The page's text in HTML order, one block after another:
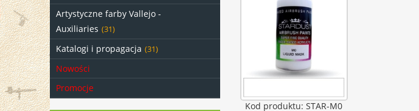
Artystyczne farby Vallejo -
Auxiliaries (31)
Katalogi i propagacja (31)
Nowości
Promocje
Kod produktu: STAR-M0